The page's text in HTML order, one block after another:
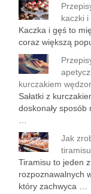
kaczki i
Kaczka i gęś to
coraz większą
kurczakiem
Sałatki z
doskonały sposób
Jak
tiramisu
Tiramisu to jeden
rozpoznawalnych
który zachwyca …